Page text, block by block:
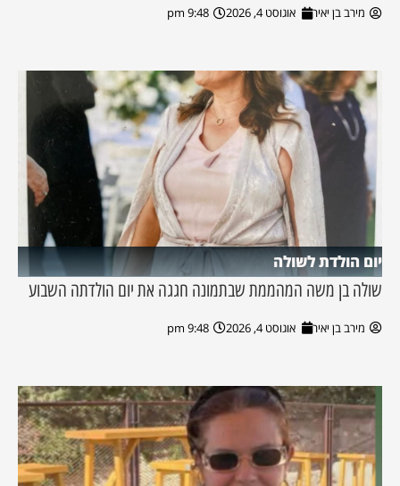
מירב בן יאיר אוגוסט 4, 2026 9:48 pm
יום הולדת לשולה
שולה בן משה המהממת שבתמונה חגגה את יום הולדתה השבוע
מירב בן יאיר אוגוסט 4, 2026 9:48 pm